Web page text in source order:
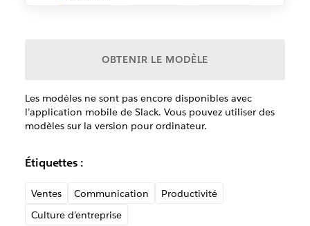
OBTENIR LE MODÈLE
Les modèles ne sont pas encore disponibles avec
l’application mobile de Slack. Vous pouvez utiliser des
modèles sur la version pour ordinateur.
Étiquettes :
Ventes Communication
Productivité
Culture d’entreprise